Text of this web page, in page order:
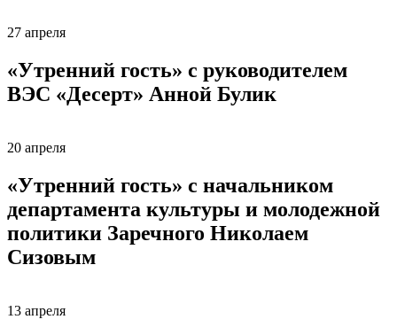
27 апреля
«Утренний гость» с руководителем
ВЭС «Десерт» Анной Булик
20 апреля
«Утренний гость» с начальником
департамента культуры и молодежной
политики Заречного Николаем
Сизовым
13 апреля